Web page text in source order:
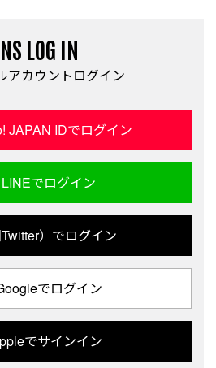
LOG IN
アカウントログイン
JAPAN IDでログイン
LINEでログイン
Twitter）でログイン
でログイン
でサインイン